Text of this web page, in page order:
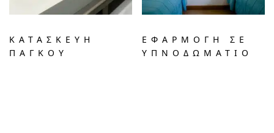
ΚΑΤΑΣΚΕΥΗ
ΠΑΓΚΟΥ
ΕΦΑΡΜΟΓΗ ΣΕ
ΥΠΝΟΔΩΜΑΤΙΟ